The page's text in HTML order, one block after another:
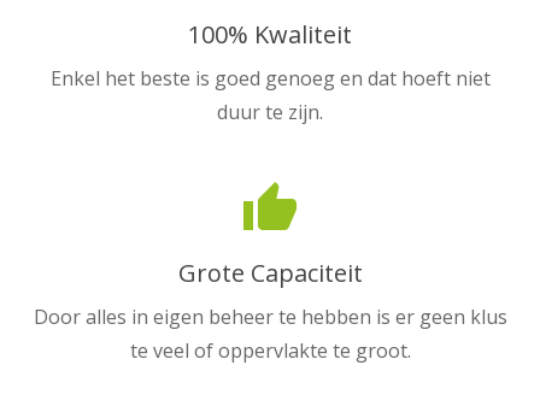
100% Kwaliteit
Enkel het beste is goed genoeg en dat hoeft niet
duur te zijn.
thumb_up
Grote Capaciteit
Door alles in eigen beheer te hebben is er geen klus
te veel of oppervlakte te groot.